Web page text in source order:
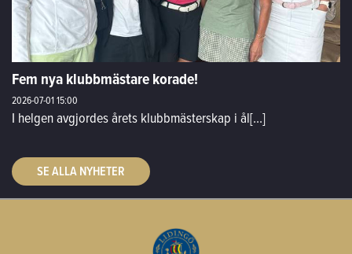
Fem nya klubbmästare korade!
2026-07-0115:00
I helgen avgjordes årets klubbmästerskap i ål[...]
SE ALLA NYHETER